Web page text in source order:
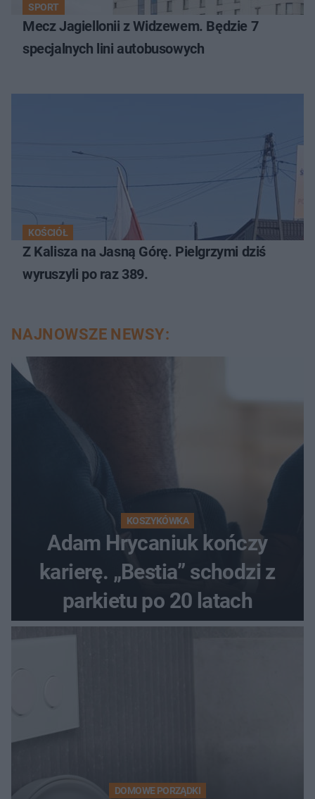
SPORT
Mecz Jagiellonii z Widzewem. Będzie 7
specjalnych lini autobusowych
KOŚCIÓŁ
Z Kalisza na Jasną Górę. Pielgrzymi dziś
wyruszyli po raz 389.
NAJNOWSZE NEWSY:
KOSZYKÓWKA
Adam Hrycaniuk kończy
karierę. „Bestia” schodzi z
parkietu po 20 latach
DOMOWE PORZĄDKI